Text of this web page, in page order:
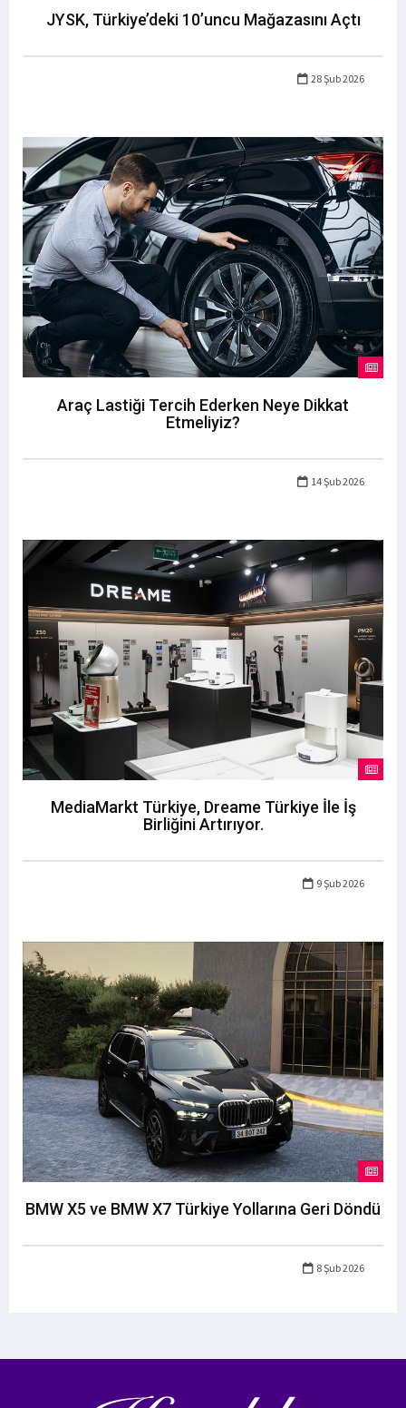
JYSK, Türkiye’deki 10’uncu Mağazasını Açtı
28 Şub 2026
Araç Lastiği Tercih Ederken Neye Dikkat
Etmeliyiz?
14 Şub 2026
MediaMarkt Türkiye, Dreame Türkiye İle İş
Birliğini Artırıyor.
9 Şub 2026
BMW X5 ve BMW X7 Türkiye Yollarına Geri Döndü
8 Şub 2026